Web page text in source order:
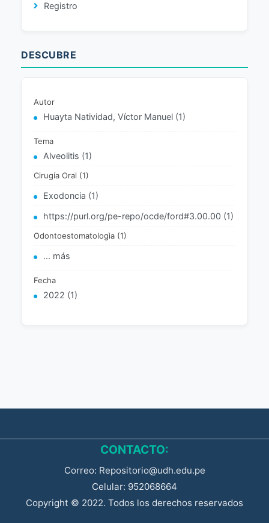
Registro
DESCUBRE
Autor
Huayta Natividad, Víctor Manuel (1)
Tema
Alveolitis (1)
Cirugía Oral (1)
Exodoncia (1)
https://purl.org/pe-repo/ocde/ford#3.00.00 (1)
Odontoestomatologìa (1)
... más
Fecha
2022 (1)
CONTACTO:
Correo: Repositorio@udh.edu.pe
Celular: 952068664
Copyright © 2022. Todos los derechos reservados